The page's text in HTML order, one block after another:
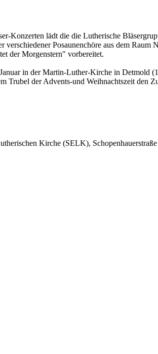
Konzerten lädt die die Lutherische
Posaunenchöre aus dem Raum
der Morgenstern" vorbereitet.
in der Martin-Luther-Kirche in Detmold
Trubel der Advents-und Weihnachtszeit den
Kirche (SELK),